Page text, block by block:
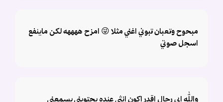
مبحوح وتعبان تبوني اغني مثلا 😜 امزح ههههه لكن ماينفع
اسجل صوتي